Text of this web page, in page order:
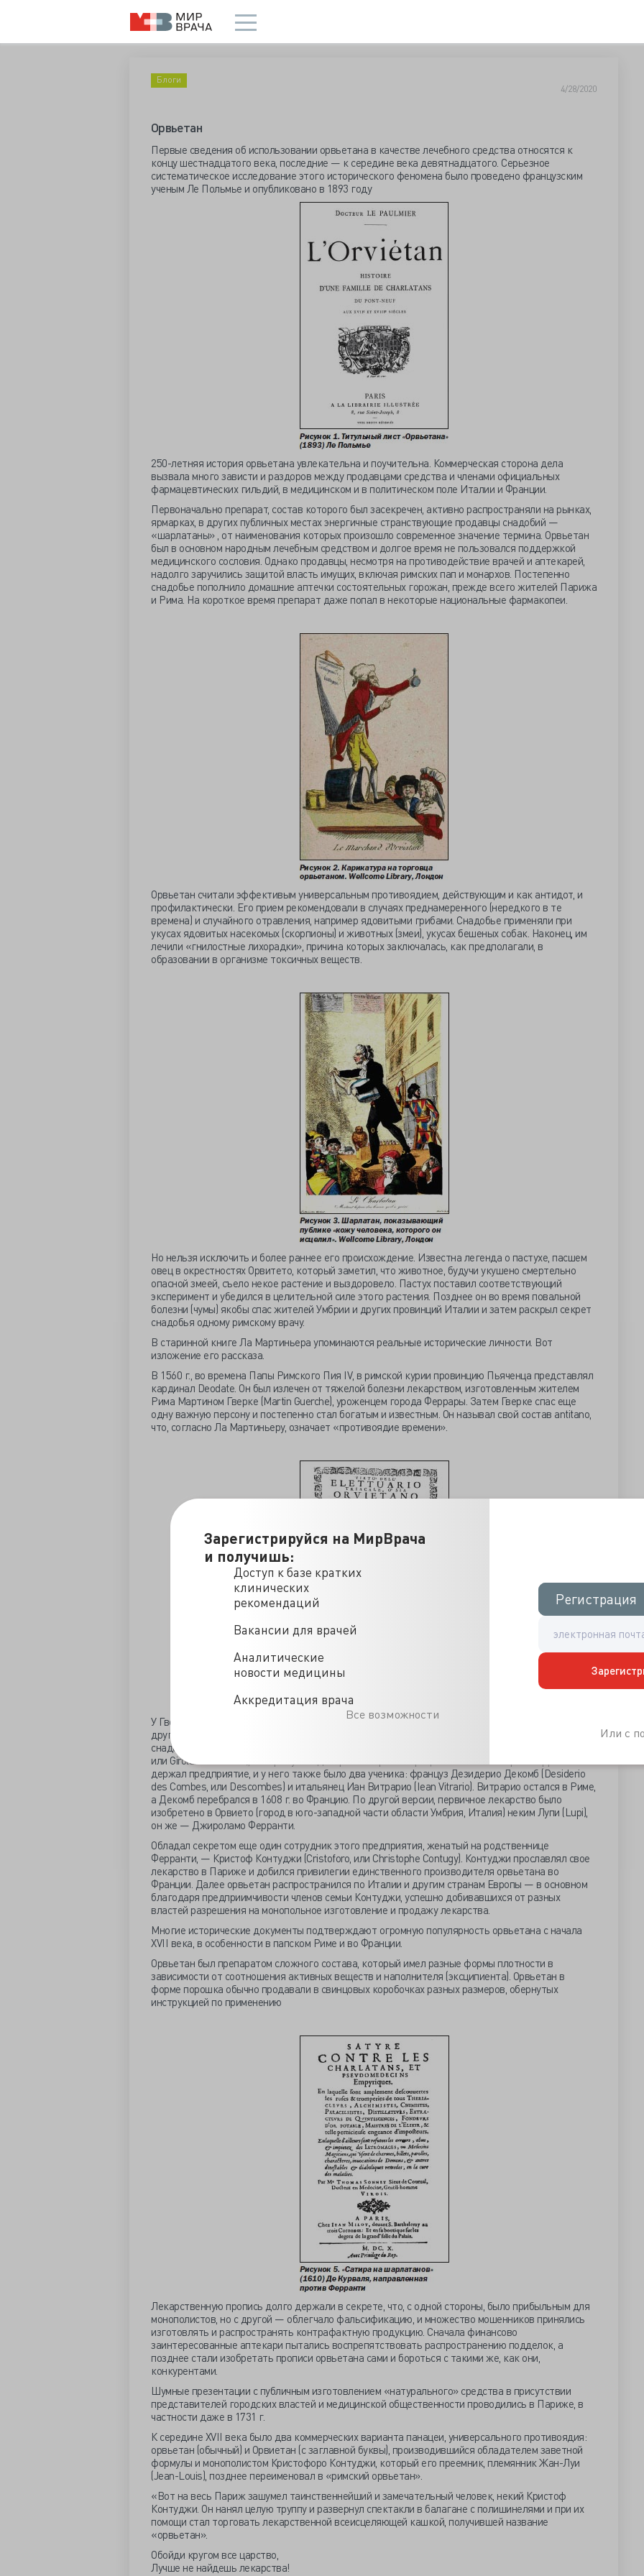
Зарегистрируйся на МирВрача
и получишь:
Доступ к базе кратких
клинических
рекомендаций
Вакансии для врачей
Аналитические
новости медицины
Аккредитация врача
Все возможности
Регистрация
Регистрация
Или с
Блоги
4/28/2020
Орвьетан
Первые сведения об использовании орвьетана в качестве лечебного средства относятся к
концу шестнадцатого века, последние — к середине века девятнадцатого. Серьезное
систематическое исследование этого исторического феномена было проведено французским
ученым Ле Польмье и опубликовано в 1893 году
250-летняя история орвьетана увлекательна и поучительна. Коммерческая сторона дела
вызвала много зависти и раздоров между продавцами средства и членами официальных
фармацевтических гильдий, в медицинском и в политическом поле Италии и Франции.
Первоначально препарат, состав которого был засекречен, активно распространяли на рынках,
ярмарках, в других публичных местах энергичные странствующие продавцы снадобий —
«шарлатаны» , от наименования которых произошло современное значение термина. Орвьетан
был в основном народным лечебным средством и долгое время не пользовался поддержкой
медицинского сословия. Однако продавцы, несмотря на противодействие врачей и аптекарей,
надолго заручились защитой власть имущих, включая римских пап и монархов. Постепенно
снадобье пополнило домашние аптечки состоятельных горожан, прежде всего жителей Парижа
и Рима. На короткое время препарат даже попал в некоторые национальные фармакопеи.
Орвьетан считали эффективым универсальным противоядием, действующим и как антидот, и
профилактически. Его прием рекомендовали в случаях преднамеренного (нередкого в те
времена) и случайного отравления, например ядовитыми грибами. Снадобье применяли при
укусах ядовитых насекомых (скорпионы) и животных (змеи), укусах бешеных собак. Наконец, им
лечили «гнилостные лихорадки», причина которых заключалась, как предполагали, в
образовании в организме токсичных веществ.
Но нельзя исключить и более раннее его происхождение. Известна легенда о пастухе, пасшем
овец в окрестностях Орвитето, который заметил, что животное, будучи укушено смертельно
опасной змеей, съело некое растение и выздоровело. Пастух поставил соответствующий
эксперимент и убедился в целительной силе этого растения. Позднее он во время повальной
болезни (чумы) якобы спас жителей Умбрии и других провинций Италии и затем раскрыл секрет
снадобья одному римскому врачу.
В старинной книге Ла Мартиньера упоминаются реальные исторические личности. Вот
изложение его рассказа.
В 1560 г., во времена Папы Римского Пия IV, в римской курии провинцию Пьяченца представлял
кардинал Deodate. Он был излечен от тяжелой болезни лекарством, изготовленным жителем
Рима Мартином Гверке (Martin Guerche), уроженцем города Феррары. Затем Гверке спас еще
одну важную персону и постепенно стал богатым и известным. Он называл свой состав antitano,
что, согласно Ла Мартиньеру, означает «противоядие времени».
У Гверке были два подмастерья — уроженца Орвието: одного звали Грегуаром (Gregoire), а
другого — Орассио Таванти (Orassio Tavanty). После смерти мастера они продолжили выпускать
снадобье. У них, в свою очередь, был ученик по имени Джироламо Ферранти (Hierosme Ferenty,
или Girolamo Ferranti), которому они доверили секретный рецепт. После их смерти Ферранти
держал предприятие, и у него также было два ученика: француз Дезидерио Декомб (Desiderio
des Combes, или Descombes) и итальянец Иан Витрарио (Iean Vitrario). Витрарио остался в Риме,
а Декомб перебрался в 1608 г. во Францию. По другой версии, первичное лекарство было
изобретено в Орвието (город в юго-западной части области Умбрия, Италия) неким Лупи (Lupi),
он же — Джироламо Ферранти.
Обладал секретом еще один сотрудник этого предприятия, женатый на родственнице
Ферранти, — Кристоф Контуджи (Cristoforo, или Christophe Contugy). Контуджи прославлял свое
лекарство в Париже и добился привилегии единственного производителя орвьетана во
Франции. Далее орвьетан распространился по Италии и другим странам Европы — в основном
благодаря предприимчивости членов семьи Контуджи, успешно добивавшихся от разных
властей разрешения на монопольное изготовление и продажу лекарства.
Многие исторические документы подтверждают огромную популярность орвьетана с начала
XVII века, в особенности в папском Риме и во Франции.
Орвьетан был препаратом сложного состава, который имел разные формы плотности в
зависимости от соотношения активных веществ и наполнителя (эксципиента). Орвьетан в
форме порошка обычно продавали в свинцовых коробочках разных размеров, обернутых
инструкцией по применению
Лекарственную пропись долго держали в секрете, что, с одной стороны, было прибыльным для
монополистов, но с другой — облегчало фальсификацию, и множество мошенников принялись
изготовлять и распространять контрафактную продукцию. Сначала финансово
заинтересованные аптекари пытались воспрепятствовать распространению подделок, а
позднее стали изобретать прописи орвьетана сами и бороться с такими же, как они,
конкурентами.
Шумные презентации с публичным изготовлением «натурального» средства в присутствии
представителей городских властей и медицинской общественности проводились в Париже, в
частности даже в 1731 г.
К середине XVII века было два коммерческих варианта панацеи, универсального противоядия:
орвьетан (обычный) и Орвиетан (с заглавной буквы), производившийся обладателем заветной
формулы и монополистом Кристофоро Контуджи, который его преемник, племянник Жан-Луи
(Jean-Louis), позднее переименовал в «римский орвьетан».
«Вот на весь Париж зашумел таинственнейший и замечательный человек, некий Кристоф
Контуджи. Он нанял целую труппу и развернул спектакли в балагане с полишинелями и при их
помощи стал торговать лекарственной всеисцеляющей кашкой, получившей название
«орвьетан».
Обойди кругом все царство,
Лучше не найдешь лекарства!